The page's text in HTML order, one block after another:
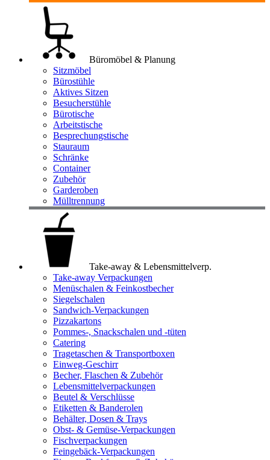
Büromöbel & Planung
Sitzmöbel
Bürostühle
Aktives Sitzen
Besucherstühle
Bürotische
Arbeitstische
Besprechungstische
Stauraum
Schränke
Container
Zubehör
Garderoben
Mülltrennung
Take-away & Lebensmittelverp.
Take-away Verpackungen
Menüschalen & Feinkostbecher
Siegelschalen
Sandwich-Verpackungen
Pizzakartons
Pommes-, Snackschalen und -tüten
Catering
Tragetaschen & Transportboxen
Einweg-Geschirr
Becher, Flaschen & Zubehör
Lebensmittelverpackungen
Beutel & Verschlüsse
Etiketten & Banderolen
Behälter, Dosen & Trays
Obst- & Gemüse-Verpackungen
Fischverpackungen
Feingebäck-Verpackungen